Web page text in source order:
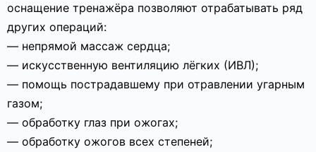
оснащение тренажёра позволяют отрабатывать ряд
других операций:
— непрямой массаж сердца;
— искусственную вентиляцию лёгких (ИВЛ);
— помощь пострадавшему при отравлении угарным
газом;
— обработку глаз при ожогах;
— обработку ожогов всех степеней;